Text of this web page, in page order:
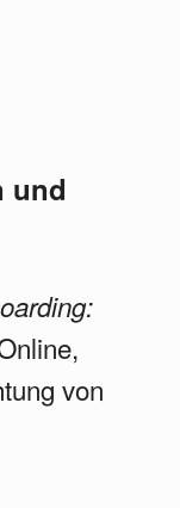
und
von